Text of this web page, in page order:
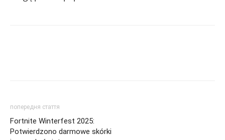
попередня стаття
Fortnite Winterfest 2025:
Potwierdzono darmowe skórki